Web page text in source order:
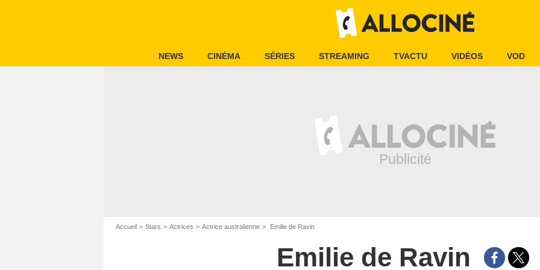
NEWS CINÉMA SÉRIES STREAMING TVACTU VIDÉOS VOD
Accueil Stars Actrices Actrice australienne Emilie de Ravin
Emilie de Ravin